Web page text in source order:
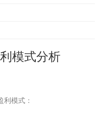
模式分析
利模式：